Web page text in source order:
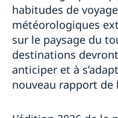
habitudes de
météorologiques
sur le paysage du
destinations
anticiper et à
nouveau rapport de